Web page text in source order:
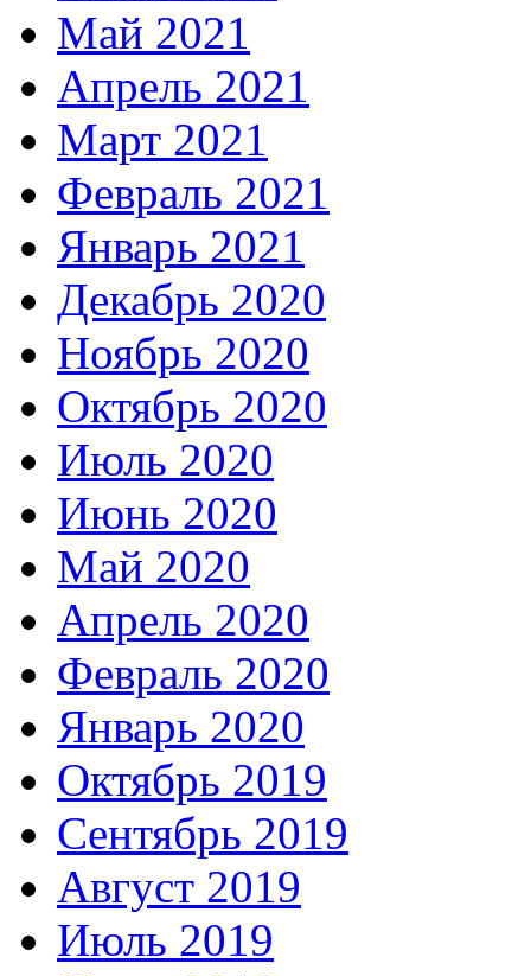
Май 2021
Апрель 2021
Март 2021
Февраль 2021
Январь 2021
Декабрь 2020
Ноябрь 2020
Октябрь 2020
Июль 2020
Июнь 2020
Май 2020
Апрель 2020
Февраль 2020
Январь 2020
Октябрь 2019
Сентябрь 2019
Август 2019
Июль 2019